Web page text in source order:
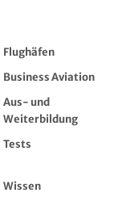
Flughäfen
Business Aviation
Aus- und
Weiterbildung
Tests
Wissen